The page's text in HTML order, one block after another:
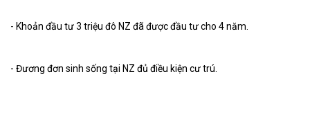
- Khoản đầu tư 3 triệu đô NZ đã được đầu tư cho 4 năm.
- Đương đơn sinh sống tại NZ đủ điều kiện cư trú.